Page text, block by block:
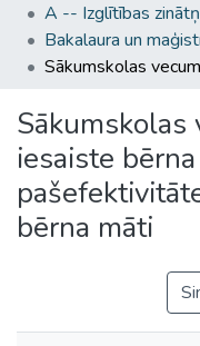
Sākumskolas
iesaiste
bērna māti